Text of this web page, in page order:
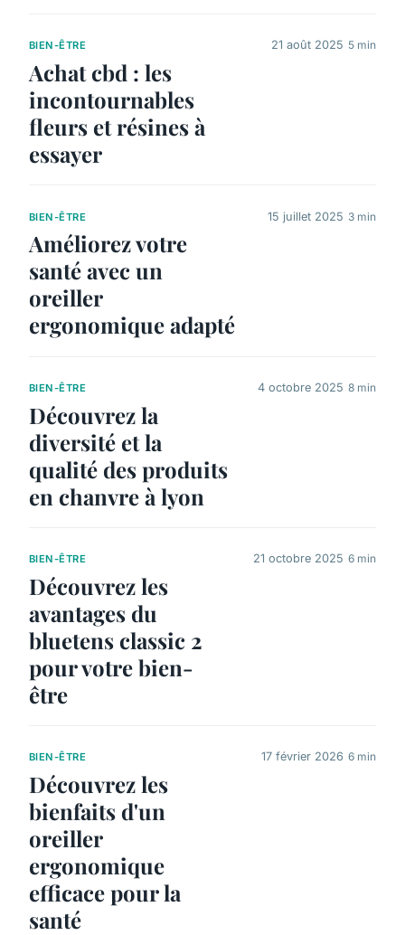
BIEN-ÊTRE
Achat cbd : les
incontournables
fleurs et résines à
essayer
21 août 2025 5 min
BIEN-ÊTRE
Améliorez votre
santé avec un
oreiller
ergonomique adapté
15 juillet 2025 3 min
BIEN-ÊTRE
Découvrez la
diversité et la
qualité des produits
en chanvre à lyon
4 octobre 2025 8 min
BIEN-ÊTRE
Découvrez les
avantages du
bluetens classic 2
pour votre bien-
être
21 octobre 2025 6 min
BIEN-ÊTRE
Découvrez les
bienfaits d'un
oreiller
ergonomique
efficace pour la
santé
17 février 2026 6 min